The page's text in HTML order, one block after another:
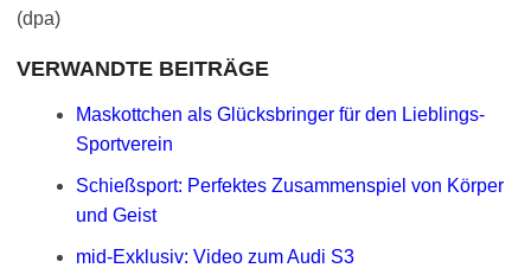
(dpa)
VERWANDTE BEITRÄGE
Maskottchen als Glücksbringer für den Lieblings-
Sportverein
Schießsport: Perfektes Zusammenspiel von Körper
und Geist
mid-Exklusiv: Video zum Audi S3